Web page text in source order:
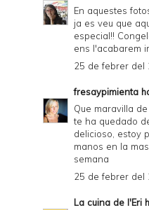
En aquestes
ja es veu que
especial!!
ens l'acabarem
25 de febrer del
fresaypimienta
Que maravilla
te ha quedado
delicioso, estoy
manos en la
semana
25 de febrer del
La cuina de l'Eri